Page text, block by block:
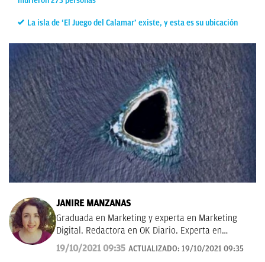
La isla de ‘El Juego del Calamar’ existe, y esta es su ubicación
JANIRE MANZANAS
Graduada en Marketing y experta en Marketing
Digital. Redactora en OK Diario. Experta en
curiosidades, mascotas, consumo y Lotería de
Navidad.
19/10/2021 09:35 ACTUALIZADO: 19/10/2021 09:35